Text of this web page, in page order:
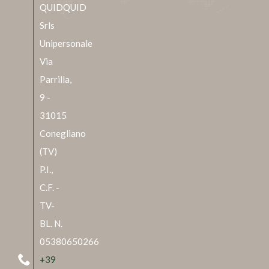
QUIDQUID
Srls
Unipersonale
Via
Parrilla,
9 -
31015
Conegliano
(TV)
P.I.,
C.F. -
TV-
BL. N.
05380650266
+39